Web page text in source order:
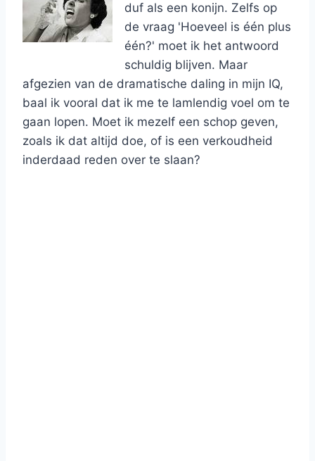
duf als een konijn. Zelfs op
de vraag 'Hoeveel is één plus
één?' moet ik het antwoord
schuldig blijven. Maar
afgezien van de dramatische daling in mijn IQ,
baal ik vooral dat ik me te lamlendig voel om te
gaan lopen. Moet ik mezelf een schop geven,
zoals ik dat altijd doe, of is een verkoudheid
inderdaad reden over te slaan?